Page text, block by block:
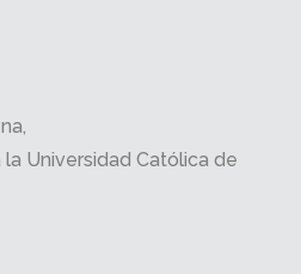
Universidad Católica de